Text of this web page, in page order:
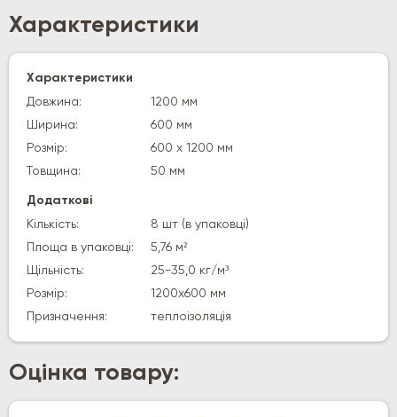
Характеристики
Характеристики
Довжина:
1200 мм
Ширина:
600 мм
Розмір:
600 х 1200 мм
Товщина:
50 мм
Додаткові
Кількість:
8 шт (в упаковці)
Площа в упаковці:
5,76 м²
Щільність:
25-35,0 кг/м³
Розмір:
1200х600 мм
Призначення:
теплоізоляція
Оцінка товару: